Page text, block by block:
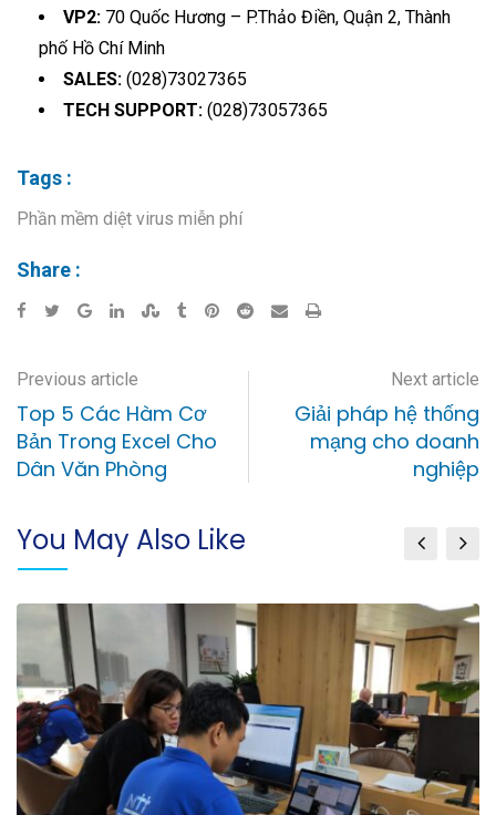
VP2: 70 Quốc Hương – P.Thảo Điền, Quận 2, Thành
phố Hồ Chí Minh
SALES: (028)73027365
TECH SUPPORT: (028)73057365
Tags :
Phần mềm diệt virus miễn phí
Share :
Previous article
Top 5 Các Hàm Cơ
Bản Trong Excel Cho
Dân Văn Phòng
Next article
Giải pháp hệ thống
mạng cho doanh
nghiệp
You May Also Like